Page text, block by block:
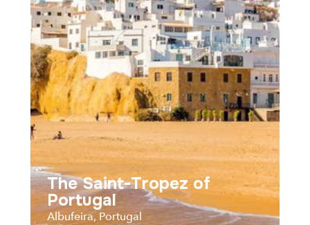
Distance
Durée
Audios Parcours
The Saint-Tropez of
Portugal
Albufeira, Portugal